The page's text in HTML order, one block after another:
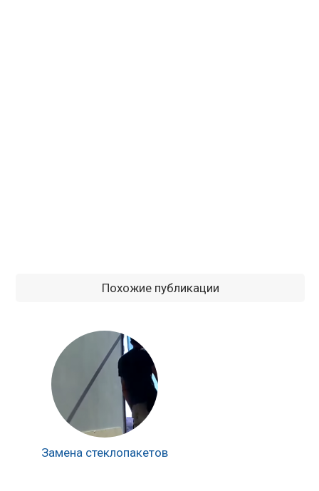
Похожие публикации
Замена стеклопакетов